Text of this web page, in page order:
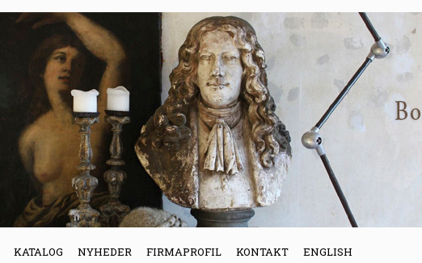
KATALOG NYHEDER FIRMAPROFIL KONTAKT ENGLISH